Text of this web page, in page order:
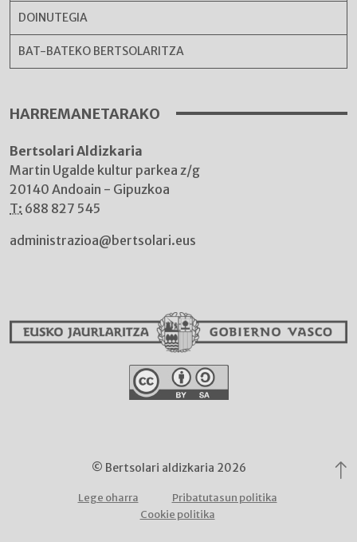
DOINUTEGIA
BAT-BATEKO BERTSOLARITZA
HARREMANETARAKO
Bertsolari Aldizkaria
Martin Ugalde kultur parkea z/g
20140 Andoain - Gipuzkoa
T: 688 827 545
administrazioa@bertsolari.eus
© Bertsolari aldizkaria 2026
Lege oharra
Pribatutasun politika
Cookie politika